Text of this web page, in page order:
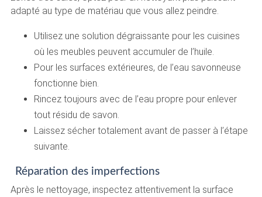
adapté au type de matériau que vous allez peindre.
Utilisez une solution dégraissante pour les cuisines
où les meubles peuvent accumuler de l’huile.
Pour les surfaces extérieures, de l’eau savonneuse
fonctionne bien.
Rincez toujours avec de l’eau propre pour enlever
tout résidu de savon.
Laissez sécher totalement avant de passer à l’étape
suivante.
Réparation des imperfections
Après le nettoyage, inspectez attentivement la surface